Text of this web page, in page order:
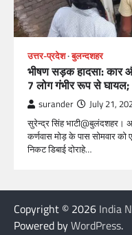
उत्तर-प्रदेश बुलन्दशहर
भीषण सड़क हादसा: कार
7 लोग गंभीर रूप से
surander July 21,
सुरेन्द्र सिंह भाटी@बुलंदशहर।
कर्णवास मोड़ के पास सोमवार
निकट डिबाई दोराहे…
Copyright © 2026 India
Powered byWordPress.